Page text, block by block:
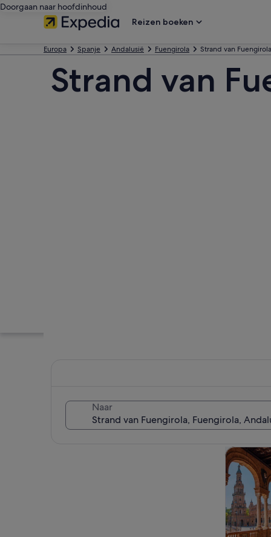
Doorgaan naar hoofdinhoud
Reizen boeken
Europa Spanje Andalusië Fuengirola Strand van Fuengirola
Strand van
Een kustplaats
Naar
Tours &